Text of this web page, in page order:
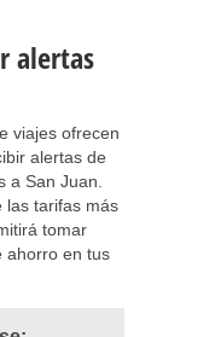
alertas
viajes ofrecen
alertas de
a San Juan.
las tarifas más
tomar
ahorro en tus